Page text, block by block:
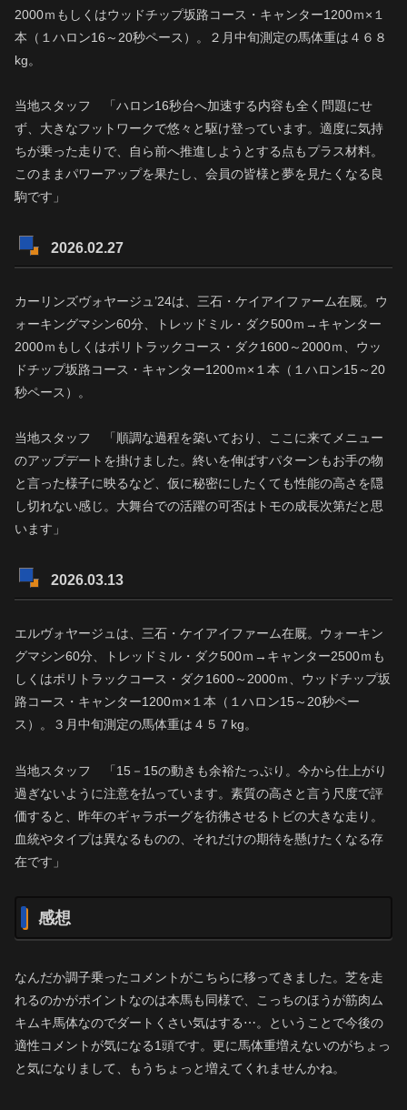
2000ｍもしくはウッドチップ坂路コース・キャンター1200ｍ×１
本（１ハロン16～20秒ペース）。２月中旬測定の馬体重は４６８
kg。
当地スタッフ 「ハロン16秒台へ加速する内容も全く問題にせ
ず、大きなフットワークで悠々と駆け登っています。適度に気持
ちが乗った走りで、自ら前へ推進しようとする点もプラス材料。
このままパワーアップを果たし、会員の皆様と夢を見たくなる良
駒です」
2026.02.27
カーリンズヴォヤージュ’24は、三石・ケイアイファーム在厩。ウ
ォーキングマシン60分、トレッドミル・ダク500ｍ→キャンター
2000ｍもしくはポリトラックコース・ダク1600～2000ｍ、ウッ
ドチップ坂路コース・キャンター1200ｍ×１本（１ハロン15～20
秒ペース）。
当地スタッフ 「順調な過程を築いており、ここに来てメニュー
のアップデートを掛けました。終いを伸ばすパターンもお手の物
と言った様子に映るなど、仮に秘密にしたくても性能の高さを隠
し切れない感じ。大舞台での活躍の可否はトモの成長次第だと思
います」
2026.03.13
エルヴォヤージュは、三石・ケイアイファーム在厩。ウォーキン
グマシン60分、トレッドミル・ダク500ｍ→キャンター2500ｍも
しくはポリトラックコース・ダク1600～2000ｍ、ウッドチップ坂
路コース・キャンター1200ｍ×１本（１ハロン15～20秒ペー
ス）。３月中旬測定の馬体重は４５７kg。
当地スタッフ 「15－15の動きも余裕たっぷり。今から仕上がり
過ぎないように注意を払っています。素質の高さと言う尺度で評
価すると、昨年のギャラボーグを彷彿させるトビの大きな走り。
血統やタイプは異なるものの、それだけの期待を懸けたくなる存
在です」
感想
なんだか調子乗ったコメントがこちらに移ってきました。芝を走
れるのかがポイントなのは本馬も同様で、こっちのほうが筋肉ム
キムキ馬体なのでダートくさい気はする⋯。ということで今後の
適性コメントが気になる1頭です。更に馬体重増えないのがちょっ
と気になりまして、もうちょっと増えてくれませんかね。